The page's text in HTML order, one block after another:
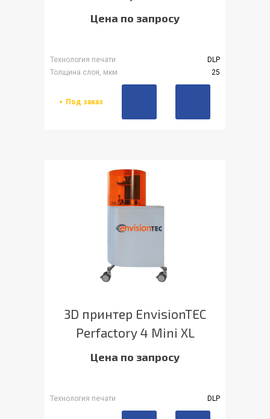
Цена по запросу
Технология печати
DLP
Толщина слоя, мкм
25
Под заказ
3D принтер EnvisionTEC
Perfactory 4 Mini XL
Цена по запросу
Технология печати DLP